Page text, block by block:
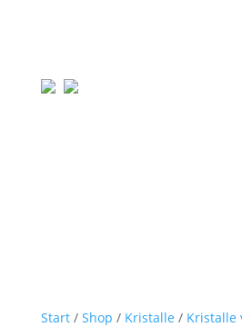
Start/ Shop / Kristalle / Kristalle